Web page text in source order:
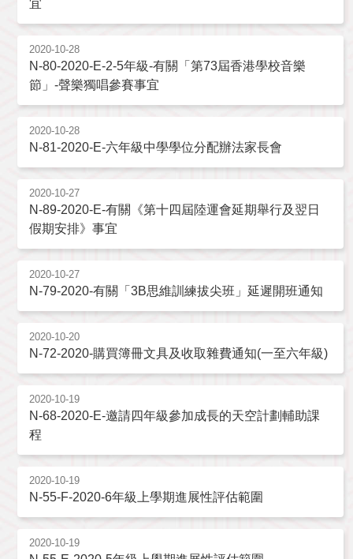
宜
2020-10-28
N-80-2020-E-2-5年級-有關「第73屆香港學校音樂
節」-聲樂獨唱參賽事宜
2020-10-28
N-81-2020-E-六年級中學學位分配辦法家長會
2020-10-27
N-89-2020-E-有關《第十四屆陸運會延期舉行及翌日
假期安排》事宜
2020-10-27
N-79-2020-有關「3B思維訓練拔尖班」延遲開班通知
2020-10-20
N-72-2020-購買簿冊文具及收取雜費通知(一至六年級)
2020-10-19
N-68-2020-E-邀請四年級參加成長的天空計劃輔助課
程
2020-10-19
N-55-F-2020-6年級上學期進展性評估範圍
2020-10-19